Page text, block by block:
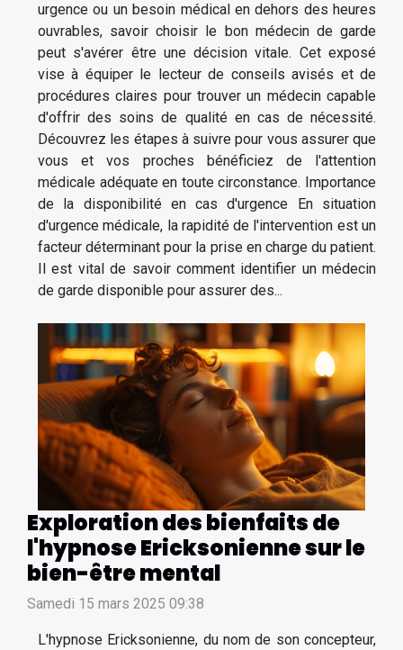
urgence ou un besoin médical en dehors des heures
ouvrables, savoir choisir le bon médecin de garde
peut s'avérer être une décision vitale. Cet exposé
vise à équiper le lecteur de conseils avisés et de
procédures claires pour trouver un médecin capable
d'offrir des soins de qualité en cas de nécessité.
Découvrez les étapes à suivre pour vous assurer que
vous et vos proches bénéficiez de l'attention
médicale adéquate en toute circonstance. Importance
de la disponibilité en cas d'urgence En situation
d'urgence médicale, la rapidité de l'intervention est un
facteur déterminant pour la prise en charge du patient.
Il est vital de savoir comment identifier un médecin
de garde disponible pour assurer des...
Exploration des bienfaits de
l'hypnose Ericksonienne sur le
bien-être mental
Samedi 15 mars 2025 09:38
L'hypnose Ericksonienne, du nom de son concepteur,